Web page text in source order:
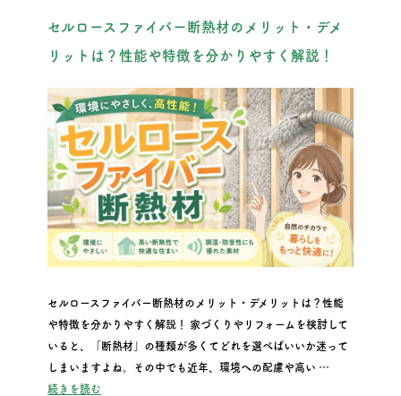
セルロースファイバー断熱材のメリット・デメ
リットは？性能や特徴を分かりやすく解説！
セルロースファイバー断熱材のメリット・デメリットは？性能
や特徴を分かりやすく解説！ 家づくりやリフォームを検討して
いると、「断熱材」の種類が多くてどれを選べばいいか迷って
しまいますよね。その中でも近年、環境への配慮や高い …
続きを読む“セルロースファイバー断熱材のメリット・デメリットは？性